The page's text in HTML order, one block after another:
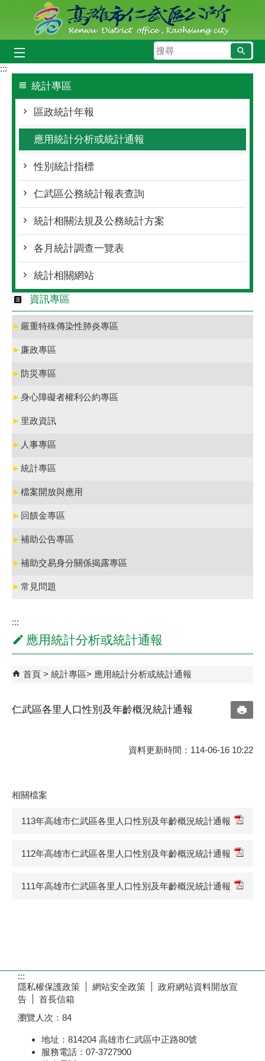
跳到主要內容區塊
搜
尋
:::
統計專區
區政統計年報
應用統計分析或統計通報
性別統計指標
仁武區公務統計報表查詢
統計相關法規及公務統計方案
各月統計調查一覽表
統計相關網站
資訊專區
► 嚴重特殊傳染性肺炎專區
► 廉政專區
► 防災專區
►身心障礙者權利公約專區
► 里政資訊
► 人事專區
►統計專區
►檔案開放與應用
► 回饋金專區
►補助公告專區
►補助交易身分關係揭露專區
►常見問題
:::
應用統計分析或統計通報
首頁 統計專區 應用統計分析或統計通報
仁武區各里人口性別及年齡概況統計通報
資料更新時間：114-06-16 10:22
相關檔案
113年高雄市仁武區各里人口性別及年齡概況統計通報
112年高雄市仁武區各里人口性別及年齡概況統計通報
111年高雄市仁武區各里人口性別及年齡概況統計通報
:::
隱私權保護政策
網站安全政策
政府網站資料開放宣
告
首長信箱
瀏覽人次： 84
地址：814204 高雄市仁武區中正路80號
服務電話：07-3727900